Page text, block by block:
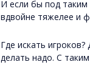
И если бы под таким
вдвойне тяжелее и
Где искать
делать надо. С